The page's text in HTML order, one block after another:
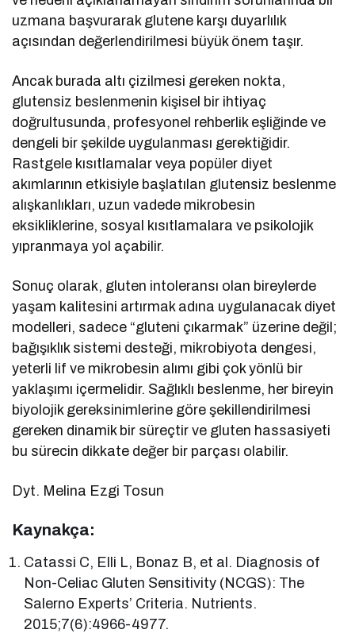
uzmana başvurarak glutene karşı duyarlılık
açısından değerlendirilmesi büyük önem taşır.
Ancak burada altı çizilmesi gereken nokta,
glutensiz beslenmenin kişisel bir ihtiyaç
doğrultusunda, profesyonel rehberlik eşliğinde ve
dengeli bir şekilde uygulanması gerektiğidir.
Rastgele kısıtlamalar veya popüler diyet
akımlarının etkisiyle başlatılan glutensiz beslenme
alışkanlıkları, uzun vadede mikrobesin
eksikliklerine, sosyal kısıtlamalara ve psikolojik
yıpranmaya yol açabilir.
Sonuç olarak, gluten intoleransı olan bireylerde
yaşam kalitesini artırmak adına uygulanacak diyet
modelleri, sadece “gluteni çıkarmak” üzerine değil;
bağışıklık sistemi desteği, mikrobiyota dengesi,
yeterli lif ve mikrobesin alımı gibi çok yönlü bir
yaklaşımı içermelidir. Sağlıklı beslenme, her bireyin
biyolojik gereksinimlerine göre şekillendirilmesi
gereken dinamik bir süreçtir ve gluten hassasiyeti
bu sürecin dikkate değer bir parçası olabilir.
Dyt. Melina Ezgi Tosun
Kaynakça:
Catassi C, Elli L, Bonaz B, et al. Diagnosis of
Non-Celiac Gluten Sensitivity (NCGS): The
Salerno Experts’ Criteria. Nutrients.
2015;7(6):4966-4977.